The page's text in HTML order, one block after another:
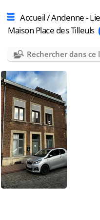
Accueil/Andenne -
Maison Place des Tilleuls
Rechercher dans ce